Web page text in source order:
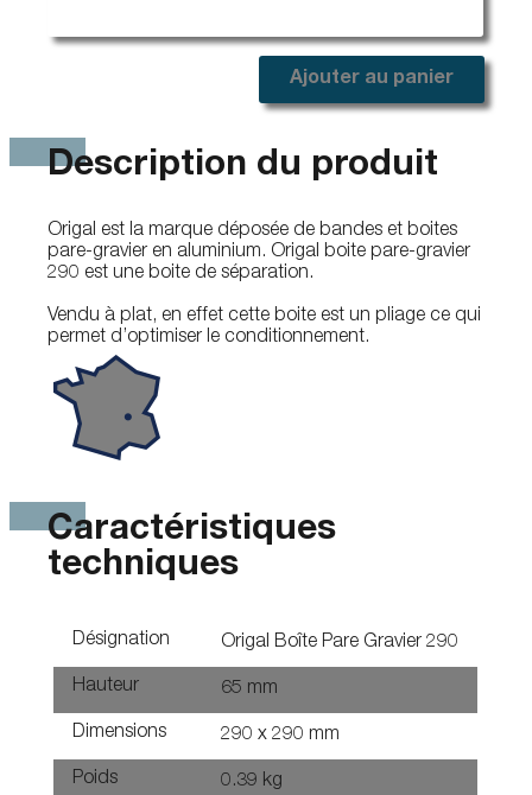
Ajouter au panier
Description du produit
Origal est la marque déposée de bandes et boites
pare-gravier en aluminium. Origal boite pare-gravier
290 est une boite de séparation.
Vendu à plat, en effet cette boite est un pliage ce qui
permet d’optimiser le conditionnement.
Caractéristiques
techniques
Désignation Origal Boîte Pare Gravier 290
Hauteur 65 mm
Dimensions 290 x 290 mm
Poids 0.39 kg